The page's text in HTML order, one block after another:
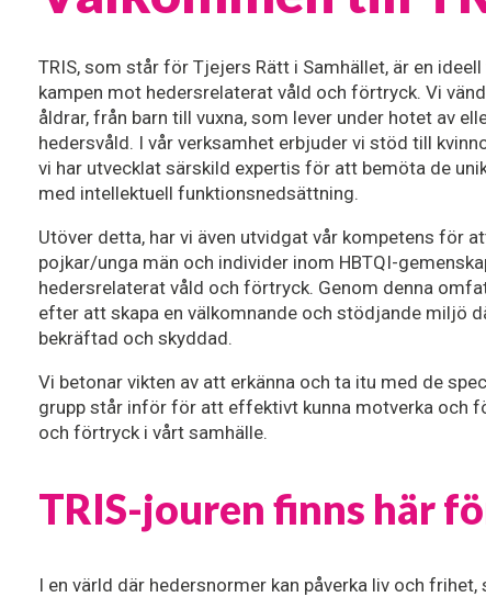
TRIS, som står för Tjejers Rätt i Samhället, är en
kampen mot hedersrelaterat våld och förtryck. Vi
åldrar, från barn till vuxna, som lever under hotet av
hedersvåld. I vår verksamhet erbjuder vi stöd till
vi har utvecklat särskild expertis för att bemöta de
med intellektuell funktionsnedsättning.
Utöver detta, har vi även utvidgat vår kompetens för
pojkar/unga män och individer inom HBTQI-
hedersrelaterat våld och förtryck. Genom denna
efter att skapa en välkomnande och stödjande miljö
bekräftad och skyddad.
Vi betonar vikten av att erkänna och ta itu med de
grupp står inför för att effektivt kunna motverka och
och förtryck i vårt samhälle.
TRIS-jouren finns här
I en värld där hedersnormer kan påverka liv och